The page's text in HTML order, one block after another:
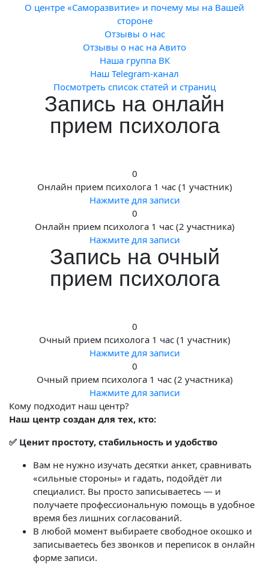
О центре «Саморазвитие» и почему мы на Вашей
стороне
Отзывы о нас
Отзывы о нас на Авито
Наша группа ВК
Наш Telegram-канал
Посмотреть список статей и страниц
Запись на онлайн
прием психолога
0
Онлайн прием психолога 1 час (1 участник)
Нажмите для записи
0
Онлайн прием психолога 1 час (2 участника)
Нажмите для записи
Запись на очный
прием психолога
0
Очный прием психолога 1 час (1 участник)
Нажмите для записи
0
Очный прием психолога 1 час (2 участника)
Нажмите для записи
Кому подходит наш центр?
Наш центр создан для тех, кто:
✅ Ценит простоту, стабильность и удобство
Вам не нужно изучать десятки анкет, сравнивать
«сильные стороны» и гадать, подойдёт ли
специалист. Вы просто записываетесь — и
получаете профессиональную помощь в удобное
время без лишних согласований.
В любой момент выбираете свободное окошко и
записываетесь без звонков и переписок в онлайн
форме записи.